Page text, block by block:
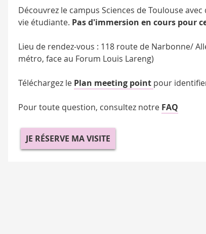
Découvrez le campus Sciences de Toulouse
vie étudiante. Pas d'immersion en cours pour
Lieu de rendez-vous : 118 route de Narbonne/
métro, face au Forum Louis Lareng)
Téléchargez le Plan meeting point pour
Pour toute question, consultez notre FAQ
JE RÉSERVE MA VISITE